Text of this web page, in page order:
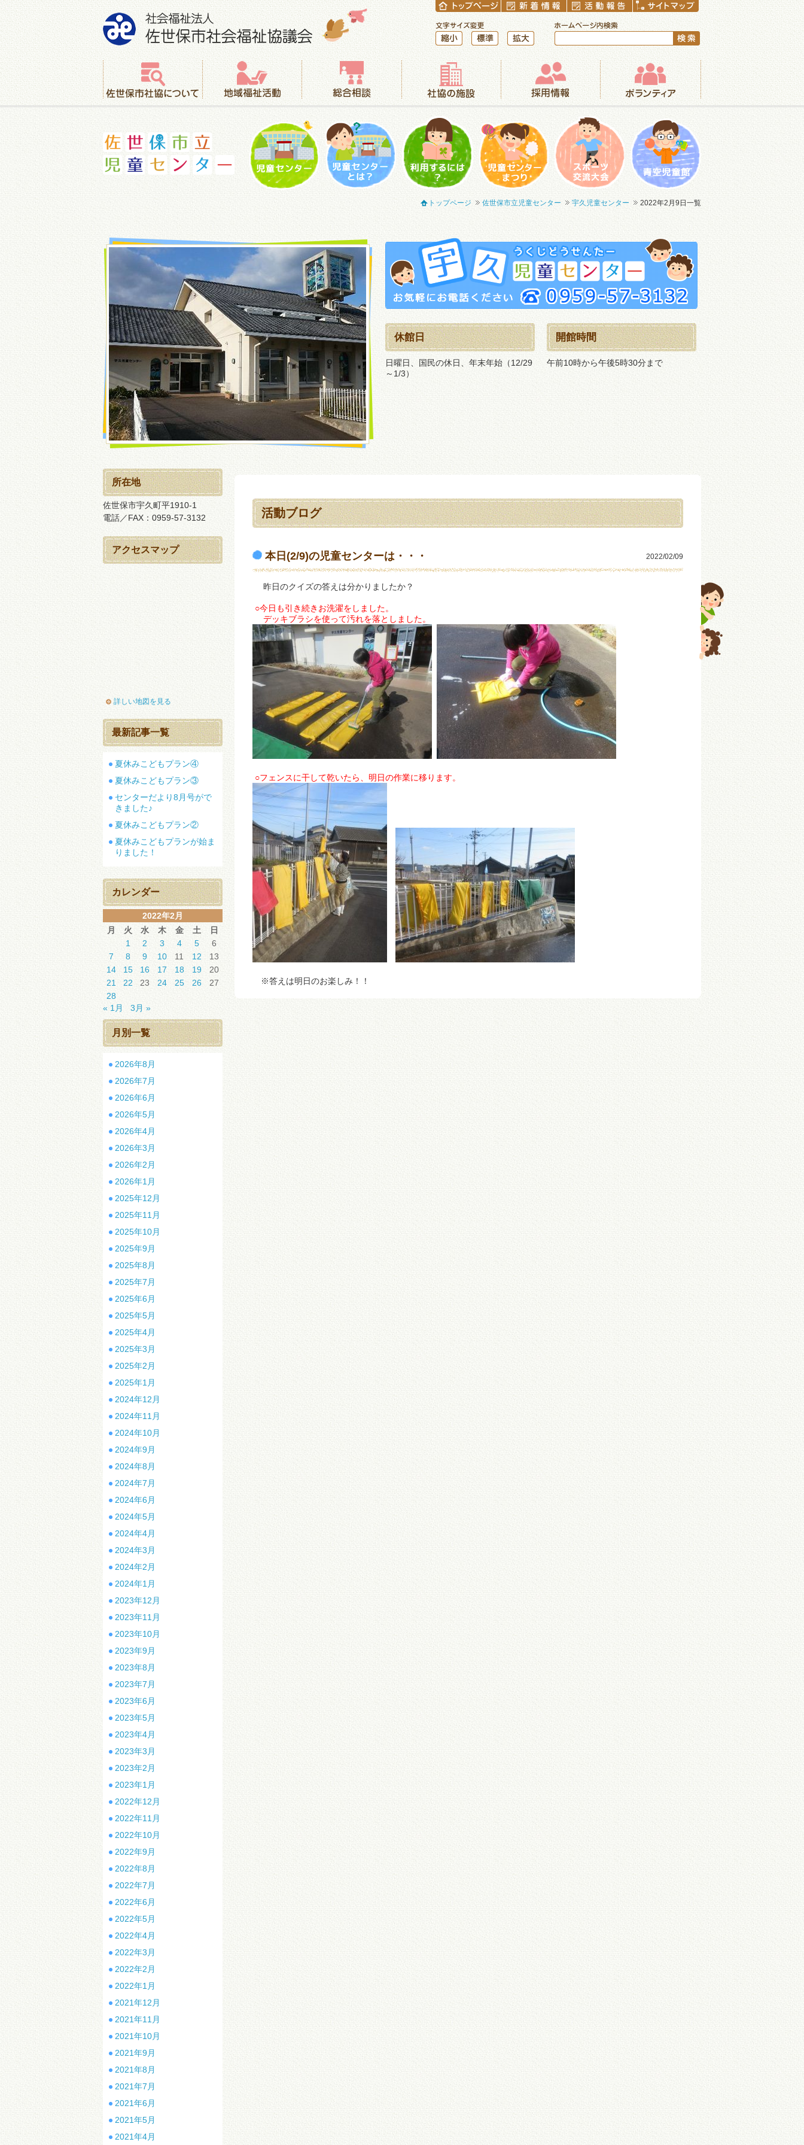
社会福祉法人 佐世保市社会福祉協議会
縮小 標準
佐世保市社協について 地域福祉活動 総合相談 社協の施設 採用情報 ボランティア
トップページ
佐世保市立児童センター 宇久児童センター 2022年2月9日一覧
休館日
日曜日、国民の休日、年末年始（12/29
～1/3）
開館時間
午前10時から午後5時30分まで
活動ブログ
本日(2/9)の児童センターは・・・ 2022/02/09
昨日のクイズの答えは分かりましたか？
○今日も引き続きお洗濯をしました。
デッキブラシを使って汚れを落としました。
○フェンスに干して乾いたら、明日の作業に移ります。
※答えは明日のお楽しみ！！
所在地
佐世保市宇久町平1910-1
電話／FAX：0959-57-3132
アクセスマップ
詳しい地図を見る
最新記事一覧
夏休みこどもプラン④
夏休みこどもプラン③
センターだより8月号がで
きました♪
夏休みこどもプラン②
夏休みこどもプランが始ま
りました！
カレンダー
2022年2月
月
火 水 木 金 土
日
1
2 3 4 5
6
7
8 9 10 11 12
13
14
15 16 17 18 19
20
21
22 23 24 25 26
27
28
« 1月
3月 »
月別一覧
2026年8月
2026年7月
2026年6月
2026年5月
2026年4月
2026年3月
2026年2月
2026年1月
2025年12月
2025年11月
2025年10月
2025年9月
2025年8月
2025年7月
2025年6月
2025年5月
2025年4月
2025年3月
2025年2月
2025年1月
2024年12月
2024年11月
2024年10月
2024年9月
2024年8月
2024年7月
2024年6月
2024年5月
2024年4月
2024年3月
2024年2月
2024年1月
2023年12月
2023年11月
2023年10月
2023年9月
2023年8月
2023年7月
2023年6月
2023年5月
2023年4月
2023年3月
2023年2月
2023年1月
2022年12月
2022年11月
2022年10月
2022年9月
2022年8月
2022年7月
2022年6月
2022年5月
2022年4月
2022年3月
2022年2月
2022年1月
2021年12月
2021年11月
2021年10月
2021年9月
2021年8月
2021年7月
2021年6月
2021年5月
2021年4月